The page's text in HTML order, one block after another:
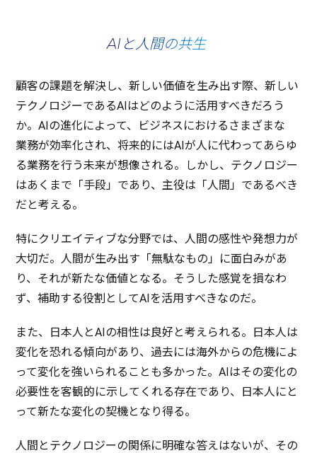
AIと人間の共生
顧客の課題を解決し、新しい価値を生み出す際、新しい
テクノロジーであるAIはどのように活用すべきだろう
か。AIの進化によって、 ビジネスにおけるさまざまな
業務が効率化され、 将来的にはAIが人に代わってあらゆ
る業務を行う未来が想像される。しかし、 テクノロジー
はあくまで「手段」であり、主役は「人間」であるべき
だと考える。
特にクリエイティブな分野では、 人間の感性や発想力が
大切だ。 人間が生み出す「無駄なもの」に面白みがあ
り、それが新たな価値となる。そうした感覚を損なわ
ず、補助する役割 としてAIを活用すべきなのだ。
また、 日本人 とAIの相性は良好 と考えられる。 日本人は
変化を恐れる傾向があり、過去には海外からの危機によ
って変化を強いられることも多かった。AIはその変化の
必要性を客観的に示してくれる存在であり、 日本人にと
って新たな変化の契機となり得る。
人間 と テクノロジーの関係に明確な答えはないが、その